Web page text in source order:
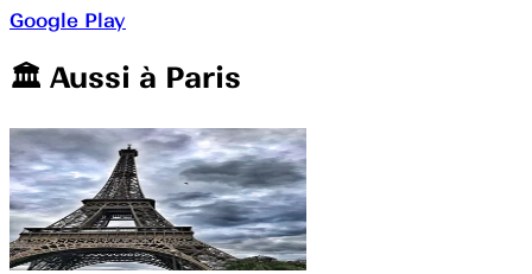
Google Play
🏛️️ Aussi à Paris